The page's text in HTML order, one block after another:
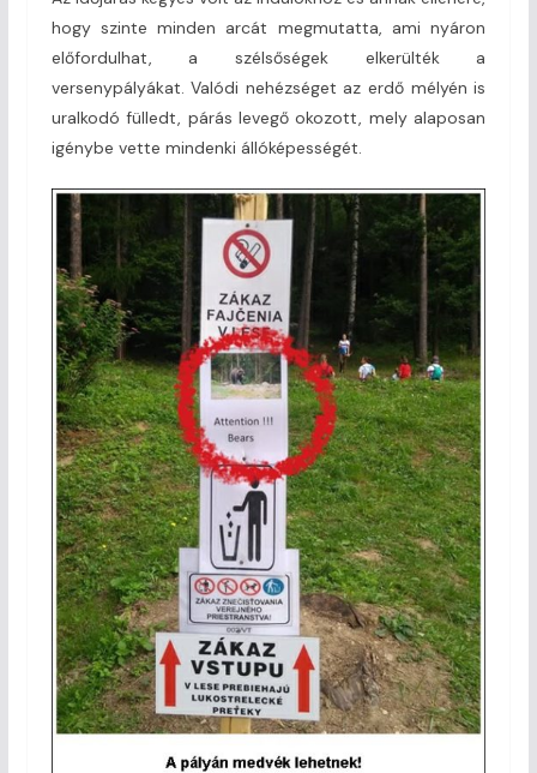
hogy szinte minden arcát megmutatta, ami nyáron
előfordulhat, a szélsőségek elkerülték a
versenypályákat. Valódi nehézséget az erdő mélyén is
uralkodó fülledt, párás levegő okozott, mely alaposan
igénybe vette mindenki állóképességét.